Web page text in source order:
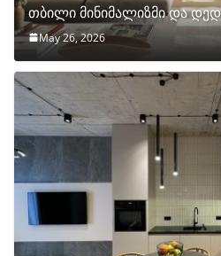
თბილი მინიმალიზმი და
May 26, 2026